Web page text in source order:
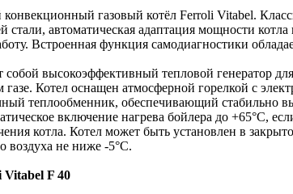
газовый котёл Ferroli Vitabel.
автоматическая адаптация мощности
Встроенная функция самодиагностики
собой высокоэффективный тепловой генератор
Котел оснащен атмосферной горелкой с
теплообменник, обеспечивающий стабильно
включение нагрева бойлера до +65°С,
котла. Котел может быть установлен в
воздуха не ниже -5°С.
Vitabel F 40